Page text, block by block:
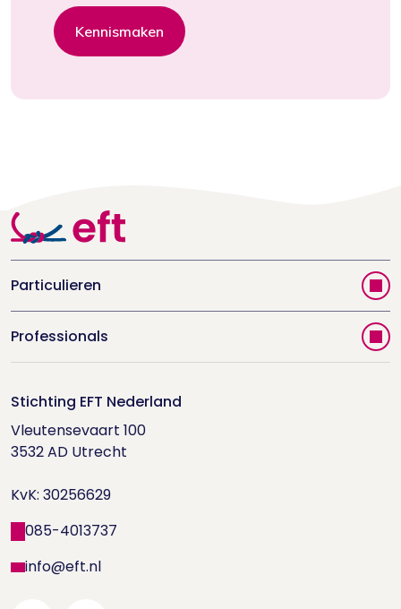
Kennismaken
Particulieren
Vind jouw therapeut
Videoportal
Doe de relatietest
Houd me Vast-bijeenkomsten
Professionals
Trainingen
Supervisorenlijst
Nieuwsbrief ontvangen?
Wetenschappelijk onderzoek
Stichting EFT Nederland
Vleutensevaart 100
3532 AD Utrecht
KvK: 30256629
085-4013737
info@eft.nl